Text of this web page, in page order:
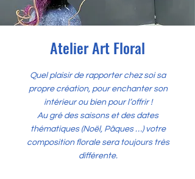
Atelier Art Floral
Quel plaisir de rapporter chez soi sa
propre création, pour enchanter son
intérieur ou bien pour l’offrir !
Au gré des saisons et des dates
thématiques (Noël, Pâques …) votre
composition florale sera toujours très
différente.